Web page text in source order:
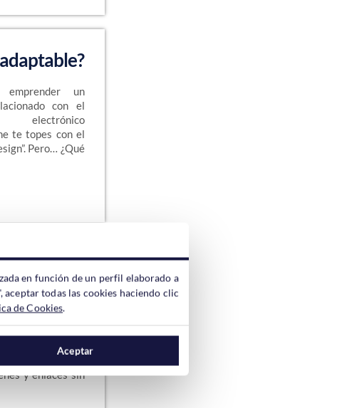
un
con el
electrónico
te topes con el
Pero… ¿Qué
Studio
Cuando se es
WordPress y
sabemos
y enlaces sin
en función de un perfil elaborado a
todas las cookies haciendo clic
de Cookies.
Aceptar